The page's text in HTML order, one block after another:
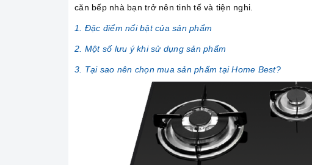
căn bếp nhà bạn trở nên tinh tế và tiện nghi.
1. Đặc điểm nổi bật của sản phẩm
2. Một số lưu ý khi sử dụng sản phẩm
3. Tại sao nên chọn mua sản phẩm tại Home Best?